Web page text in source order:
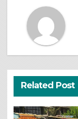
Related Post